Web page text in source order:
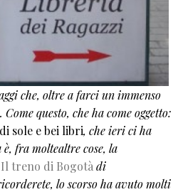
che, oltre a farci un immenso
questo, che ha come oggetto:
sole e bei libri, che ieri ci ha
è, fra moltealtre cose, la
Il treno di Bogotà di
lo scorso ha avuto molti